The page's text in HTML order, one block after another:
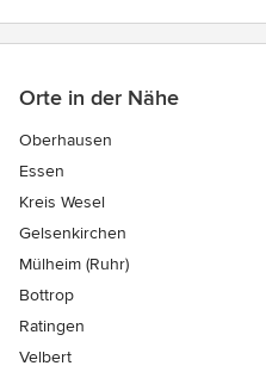
Orte in der Nähe
Oberhausen
Essen
Kreis Wesel
Gelsenkirchen
Mülheim (Ruhr)
Bottrop
Ratingen
Velbert